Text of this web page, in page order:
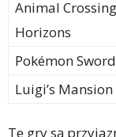
Animal
Horizons
Pokémon
Luigi’s Mansion
Te gry są